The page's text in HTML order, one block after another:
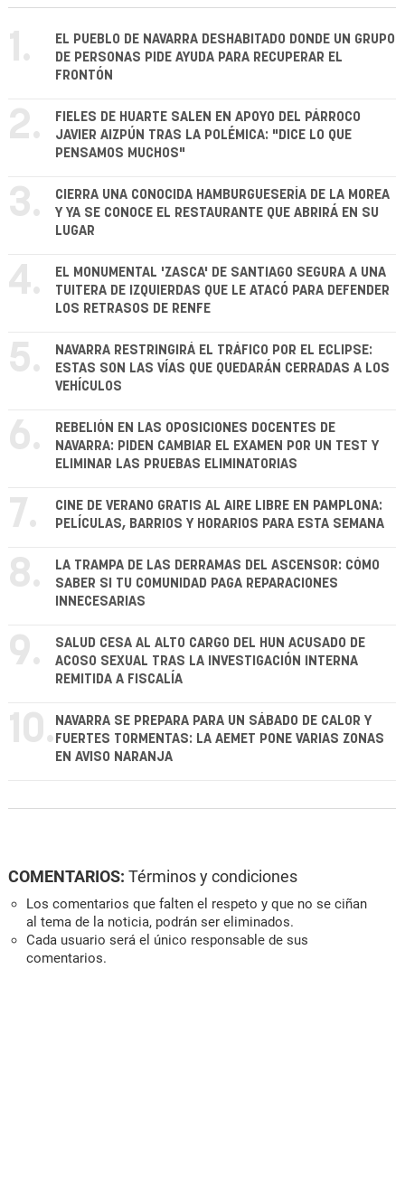
1.
EL PUEBLO DE NAVARRA DESHABITADO DONDE UN GRUPO
DE PERSONAS PIDE AYUDA PARA RECUPERAR EL
FRONTÓN
2.
FIELES DE HUARTE SALEN EN APOYO DEL PÁRROCO
JAVIER AIZPÚN TRAS LA POLÉMICA: "DICE LO QUE
PENSAMOS MUCHOS"
3.
CIERRA UNA CONOCIDA HAMBURGUESERÍA DE LA MOREA
Y YA SE CONOCE EL RESTAURANTE QUE ABRIRÁ EN SU
LUGAR
4.
EL MONUMENTAL 'ZASCA' DE SANTIAGO SEGURA A UNA
TUITERA DE IZQUIERDAS QUE LE ATACÓ PARA DEFENDER
LOS RETRASOS DE RENFE
5.
NAVARRA RESTRINGIRÁ EL TRÁFICO POR EL ECLIPSE:
ESTAS SON LAS VÍAS QUE QUEDARÁN CERRADAS A LOS
VEHÍCULOS
6.
REBELIÓN EN LAS OPOSICIONES DOCENTES DE
NAVARRA: PIDEN CAMBIAR EL EXAMEN POR UN TEST Y
ELIMINAR LAS PRUEBAS ELIMINATORIAS
7.
CINE DE VERANO GRATIS AL AIRE LIBRE EN PAMPLONA:
PELÍCULAS, BARRIOS Y HORARIOS PARA ESTA SEMANA
8.
LA TRAMPA DE LAS DERRAMAS DEL ASCENSOR: CÓMO
SABER SI TU COMUNIDAD PAGA REPARACIONES
INNECESARIAS
9.
SALUD CESA AL ALTO CARGO DEL HUN ACUSADO DE
ACOSO SEXUAL TRAS LA INVESTIGACIÓN INTERNA
REMITIDA A FISCALÍA
10. NAVARRA SE PREPARA PARA UN SÁBADO DE CALOR Y
FUERTES TORMENTAS: LA AEMET PONE VARIAS ZONAS
EN AVISO NARANJA
COMENTARIOS: Términos y condiciones
Los comentarios que falten el respeto y que no se ciñan
al tema de la noticia, podrán ser eliminados.
Cada usuario será el único responsable de sus
comentarios.